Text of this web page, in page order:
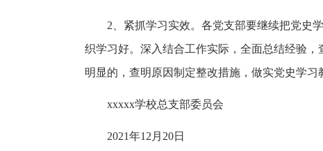
2、紧抓学习实效。各党支部要继续把党史
织学习好。深入结合工作实际，全面总结经验
明显的，查明原因制定整改措施，做实党史学习
xxxxx学校总支部委员会
2021年12月20日